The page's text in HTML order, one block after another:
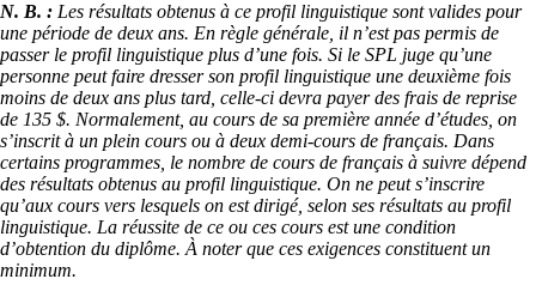
N. B. : Les résultats obtenus à ce profil linguistique sont valides pour
une période de deux ans. En règle générale, il n’est pas permis de
passer le profil linguistique plus d’une fois. Si le SPL juge qu’une
personne peut faire dresser son profil linguistique une deuxième fois
moins de deux ans plus tard, celle-ci devra payer des frais de reprise
de 135 $. Normalement, au cours de sa première année d’études, on
s’inscrit à un plein cours ou à deux demi‑cours de français. Dans
certains programmes, le nombre de cours de français à suivre dépend
des résultats obtenus au profil linguistique. On ne peut s’inscrire
qu’aux cours vers lesquels on est dirigé, selon ses résultats au profil
linguistique. La réussite de ce ou ces cours est une condition
d’obtention du diplôme. À noter que ces exigences constituent un
minimum.